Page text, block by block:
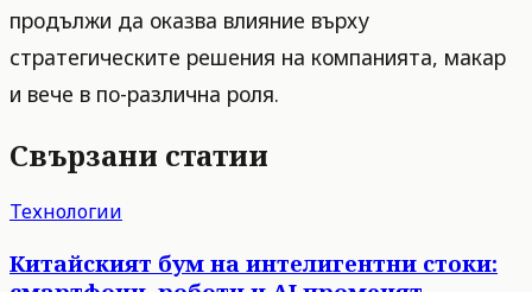
продължи да оказва влияние върху
стратегическите решения на компанията, макар
и вече в по-различна роля.
Свързани статии
Технологии
Китайският бум на интелигентни стоки: